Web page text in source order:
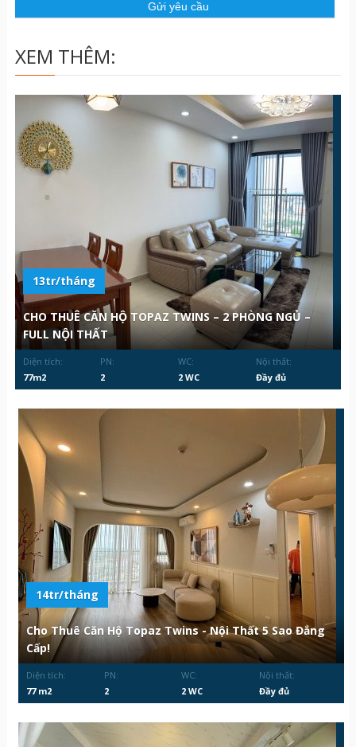
XEM THÊM:
13tr/tháng
CHO THUÊ CĂN HỘ TOPAZ TWINS – 2 PHÒNG NGỦ –
FULL NỘI THẤT
Diện tích:
77m2
PN:
2
WC:
2 WC
Nội thất:
Đầy đủ
14tr/tháng
Cho Thuê Căn Hộ Topaz Twins - Nội Thất 5 Sao Đẳng
Cấp!
Diện tích:
77 m2
PN:
2
WC:
2 WC
Nội thất:
Đầy đủ